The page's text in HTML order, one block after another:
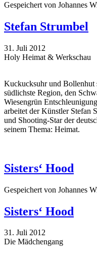
Gespeichert von Johannes
Stefan Strumbel
31. Juli 2012
Holy Heimat & Werkschau
Kuckucksuhr und Bollenhut
südlichste Region, den
Wiesengrün
arbeitet der Künstler Stefan
und Shooting-Star der
seinem Thema: Heimat.
Sisters‘ Hood
Gespeichert von Johannes
Sisters‘ Hood
31. Juli 2012
Die Mädchengang